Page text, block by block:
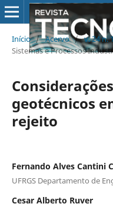
Início / Acervo / v. 24 n.
Sistemas e Processos
geotécnicos
rejeito
Fernando Alves Cantini
UFRGS Departamento de
Cesar Alberto Ruver